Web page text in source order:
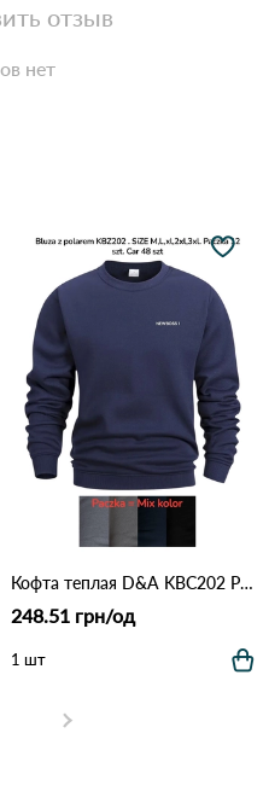
отзыв
нет
Кофта теплая D&A KBC202 Различные цвета
248.51 грн/од
1 шт